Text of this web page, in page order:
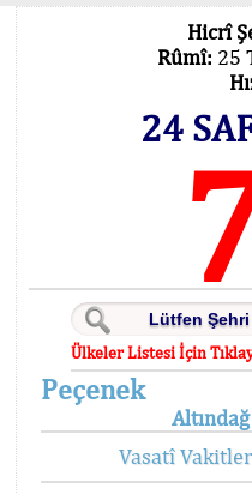
Hicrî
Rûmî: 25
24
Ülkeler Listesi İçin
Peçenek
Vasatî Vakitler